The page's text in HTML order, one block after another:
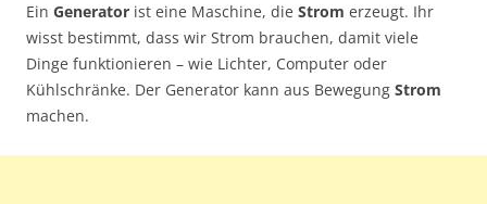
Ein Generator ist eine Maschine, die Strom erzeugt. Ihr
wisst bestimmt, dass wir Strom brauchen, damit viele
Dinge funktionieren – wie Lichter, Computer oder
Kühlschränke. Der Generator kann aus Bewegung Strom
machen.